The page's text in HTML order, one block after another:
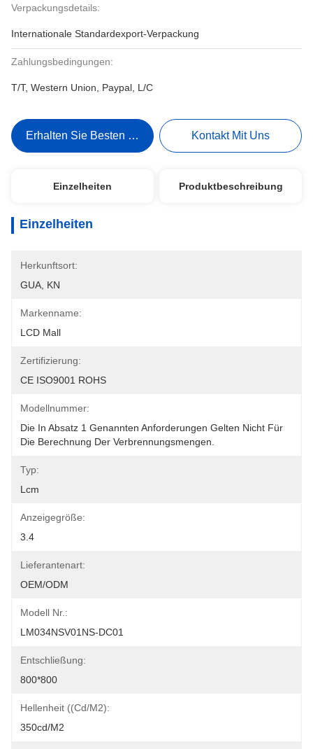
Verpackungsdetails:
Internationale Standardexport-Verpackung
Zahlungsbedingungen:
T/T, Western Union, Paypal, L/C
Erhalten Sie Besten Preis Kontakt Mit Uns
Einzelheiten Produktbeschreibung
Einzelheiten
Herkunftsort:
GUA, KN
Markenname:
LCD Mall
Zertifizierung:
CE ISO9001 ROHS
Modellnummer:
Die In Absatz 1 Genannten Anforderungen Gelten Nicht Für
Die Berechnung Der Verbrennungsmengen.
Typ:
Lcm
Anzeigegröße:
3.4
Lieferantenart:
OEM/ODM
Modell Nr.:
LM034NSV01NS-DC01
Entschließung:
800*800
Hellenheit ((cd/m2):
350cd/m2